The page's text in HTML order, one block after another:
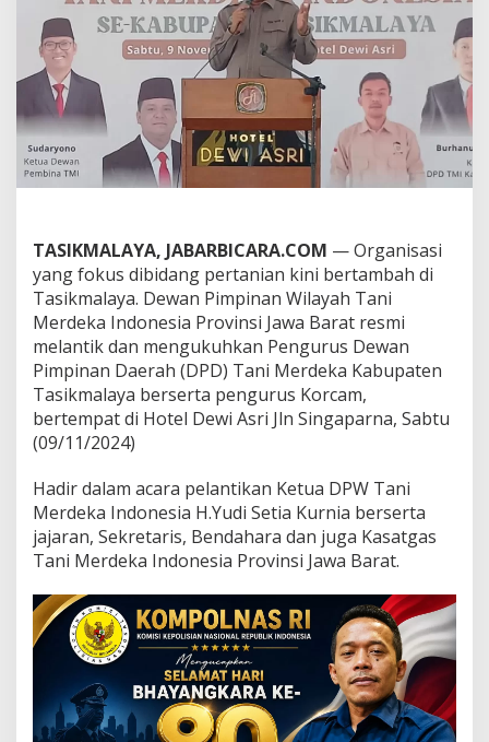
a
w
n
,
L
a
n
d
a
n
K
u
u
h
k
a
D
T
a
n
M
e
r
d
e
k
a
I
TASIKMALAYA, JABARBICARA.COM — Organisasi
yang fokus dibidang pertanian kini bertambah di
Tasikmalaya. Dewan Pimpinan Wilayah Tani
Merdeka Indonesia Provinsi Jawa Barat resmi
melantik dan mengukuhkan Pengurus Dewan
Pimpinan Daerah (DPD) Tani Merdeka Kabupaten
Tasikmalaya berserta pengurus Korcam,
bertempat di Hotel Dewi Asri Jln Singaparna, Sabtu
(09/11/2024)
Hadir dalam acara pelantikan Ketua DPW Tani
Merdeka Indonesia H.Yudi Setia Kurnia berserta
jajaran, Sekretaris, Bendahara dan juga Kasatgas
Tani Merdeka Indonesia Provinsi Jawa Barat.